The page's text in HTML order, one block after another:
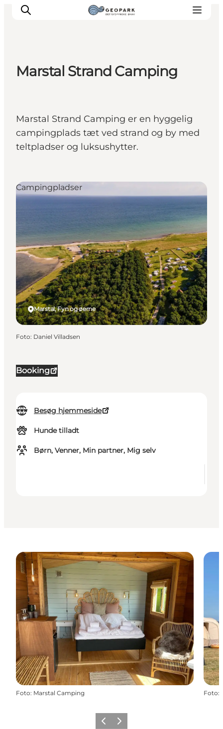
Marstal Strand Camping
Marstal Strand Camping er en hyggelig
campingplads tæt ved strand og by med
teltpladser og luksushytter.
Booking
Besøg hjemmeside
Hunde tilladt
Børn, Venner, Min partner, Mig selv
Marstal, Fyn og øerne
Campingpladser
Foto: Daniel Villadsen
Foto: Marstal Camping Foto:
ForrigeNæste